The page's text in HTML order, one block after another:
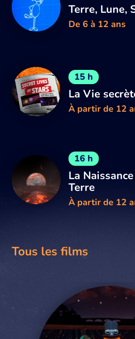
Terre, Lune,
De 6 à 12 ans
15 h
La Vie
À partir de 12
16 h
La
Terre
À partir de 12
Tous les films